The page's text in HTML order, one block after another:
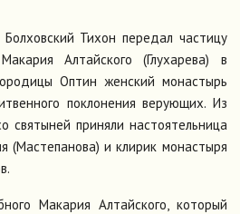
Тихон передал частицу
Алтайского (Глухарева) в
Оптин женский монастырь
поклонения верующих. Из
святыней приняли настоятельница
(Мастепанова) и клирик монастыря
Макария Алтайского, который